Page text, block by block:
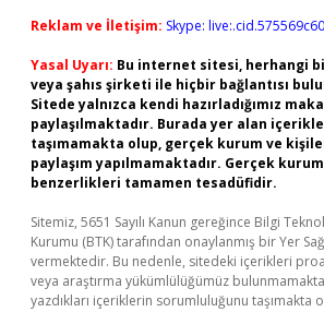
Reklam ve İletişim: Skype:
Yasal Uyarı: Bu internet sitesi, herhangi
veya şahıs şirketi ile hiçbir bağlantısı
Sitede yalnızca kendi hazırladığımız
paylaşılmaktadır. Burada yer alan
taşımamakta olup, gerçek kurum ve
paylaşım yapılmamaktadır. Gerçek
benzerlikleri tamamen tesadüfidir.
Sitemiz, 5651 Sayılı Kanun gereğince Bilgi
Kurumu (BTK) tarafından onaylanmış bir Yer
vermektedir. Bu nedenle, sitedeki içerikleri
veya araştırma yükümlülüğümüz
yazdıkları içeriklerin sorumluluğunu taşımakta